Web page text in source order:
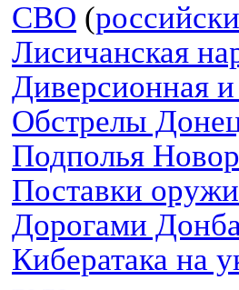
СВО (
Лисичанская
Диверсионная и
Обстрелы
Подполья
Поставки
Дорогами
Кибератака на